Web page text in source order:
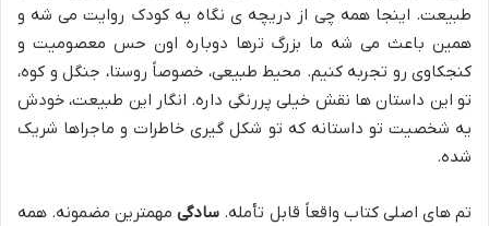
طبیعت. اینجا همه چی از دریچه ی نگاه یه کودک روایت می شه و
همین باعث می شه ما بزرگ ترها دوباره اون حس معصومیت و
کنجکاوی رو تجربه کنیم. محیط طبیعی، خصوصاً روستا، جنگل و کوه،
تو این داستان ها نقش خیلی پررنگی داره. انگار این طبیعت، خودش
یه شخصیت تو داستانه که تو شکل گیری خاطرات و ماجراها شریک
شده.
تم های اصلی کتاب واقعاً قابل تأمله. سادگیمهمترین مضمونه. همه